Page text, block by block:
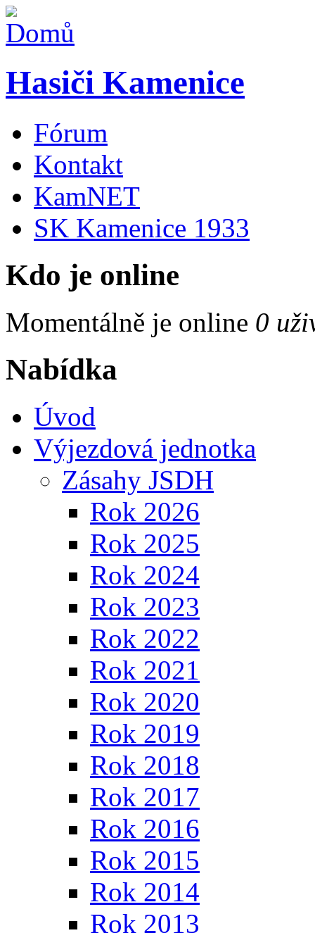
Hasiči Kamenice
Fórum
Kontakt
KamNET
SK Kamenice 1933
Kdo je online
Momentálně je online 0
Nabídka
Úvod
Výjezdová jednotka
Zásahy JSDH
Rok 2026
Rok 2025
Rok 2024
Rok 2023
Rok 2022
Rok 2021
Rok 2020
Rok 2019
Rok 2018
Rok 2017
Rok 2016
Rok 2015
Rok 2014
Rok 2013